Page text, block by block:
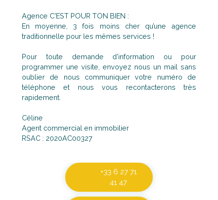
Agence C'EST POUR TON BIEN :
En moyenne, 3 fois moins cher qu’une agence
traditionnelle pour les mêmes services !
Pour toute demande d'information ou pour
programmer une visite, envoyez nous un mail sans
oublier de nous communiquer votre numéro de
téléphone et nous vous recontacterons très
rapidement.
Céline
Agent commercial en immobilier
RSAC : 2020AC00327
+33 6 27 71
41 47